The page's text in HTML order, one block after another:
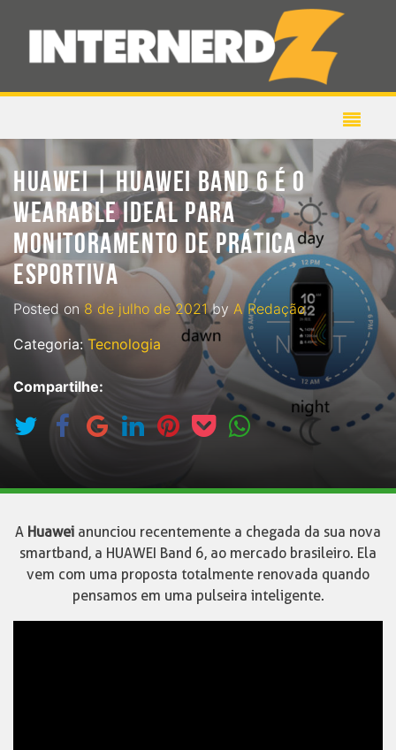
HUAWEI | HUAWEI BAND 6 É O
WEARABLE IDEAL PARA
MONITORAMENTO DE PRÁTICA
ESPORTIVA
Posted on8 de julho de 2021by A Redação
Categoria: Tecnologia
Compartilhe:
A Huawei anunciou recentemente a chegada da sua nova
smartband, a HUAWEI Band 6, ao mercado brasileiro. Ela
vem com uma proposta totalmente renovada quando
pensamos em uma pulseira inteligente.